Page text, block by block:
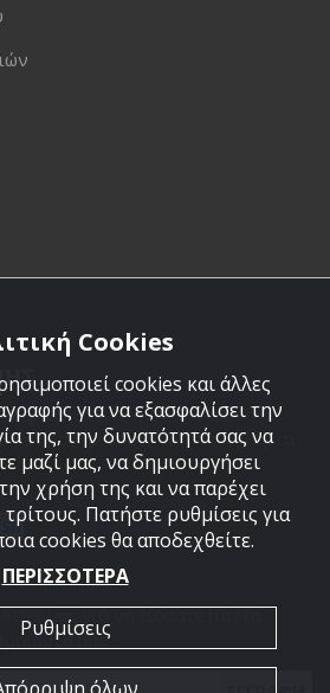
πληρωμής είναι η Αντικαταβολή,
μας λογαριασμό, πιστωτική κάρτα
μας για να είσαστε πάντα
μας.
Cookies
cookies και άλλες
για να εξασφαλίσει την
της, την δυνατότητά σας να
μαζί μας, να δημιουργήσει
χρήση της και να παρέχει
Πατήστε ρυθμίσεις για
cookies θα αποδεχθείτε.
ΠΕΡΙΣΣΟΤΕΡΑ
Ρυθμίσεις